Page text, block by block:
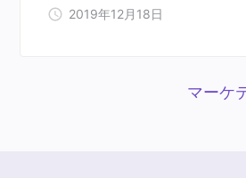
2019年12月18日
マーケ